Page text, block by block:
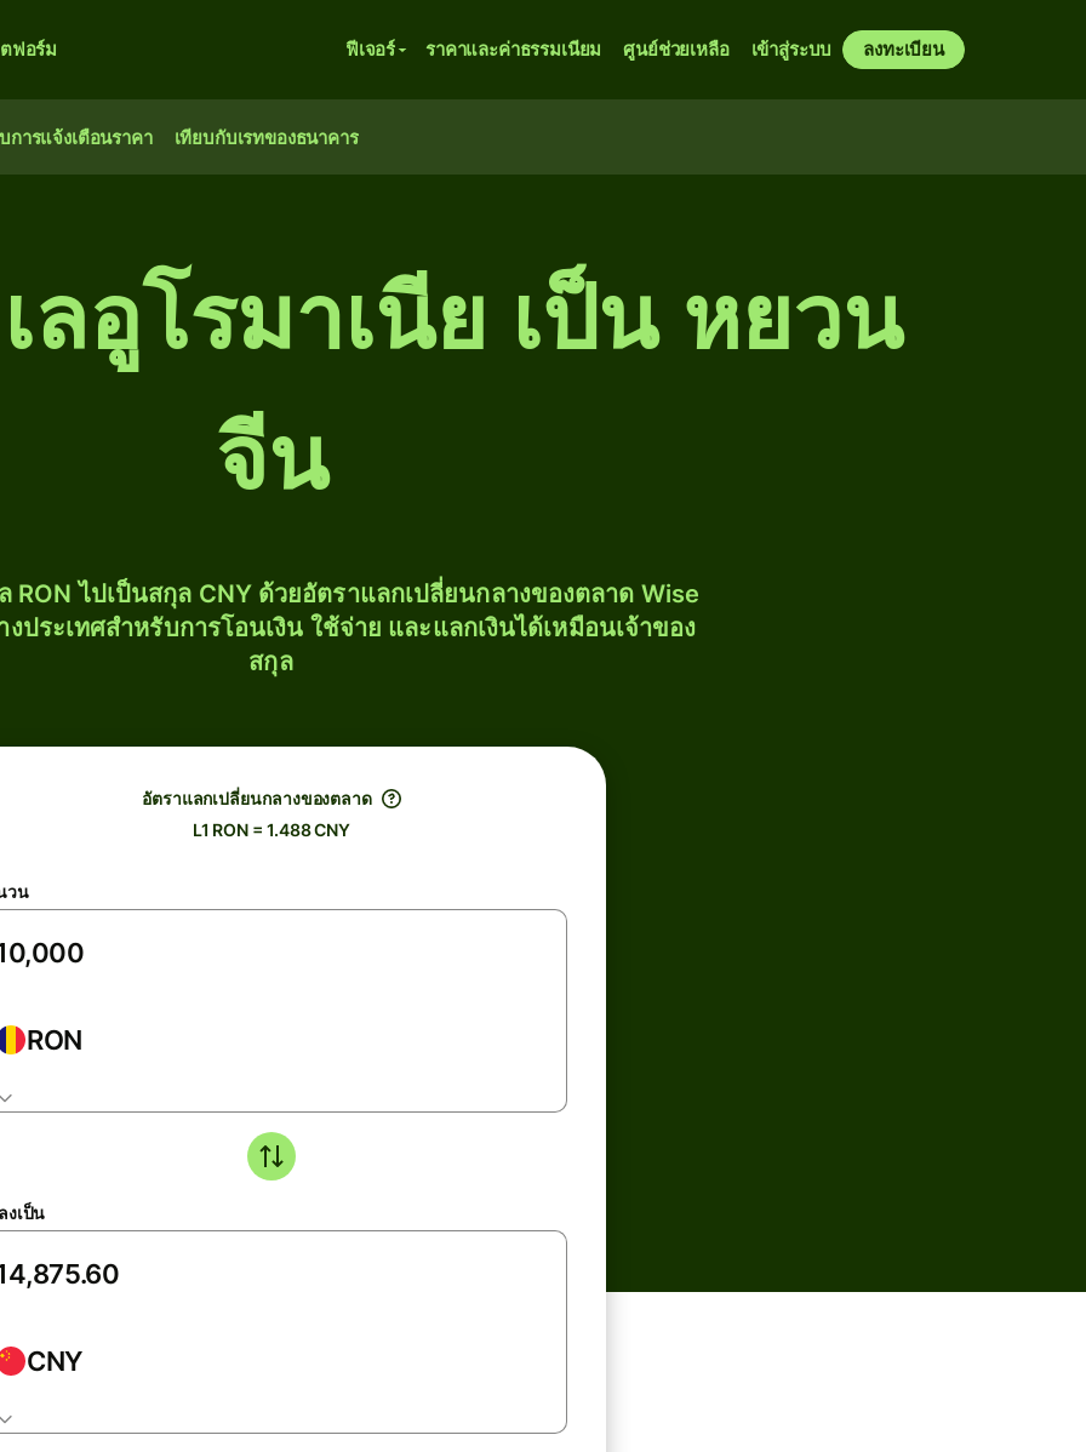
ฟอร์ม ฟีเจอร์ ราคาและค่าธรรมเนียม ศูนย์ช่วยเหลือ เข้าสู่ระบบ ลงทะเบียน
การแจ้งเตือนราคา เทียบกับเรทของธนาคาร
อูโรมาเนีย เป็น หยวน
จีน
RON ไปเป็นสกุล CNY ด้วยอัตราแลกเปลี่ยนกลางของตลาด Wise
ประเทศสำหรับการโอนเงิน ใช้จ่าย และแลกเงินได้เหมือนเจ้าของ
สกุล
อัตราแลกเปลี่ยนกลางของตลาด
L1 RON = 1.488 CNY
วน
RON
งเป็น
CNY